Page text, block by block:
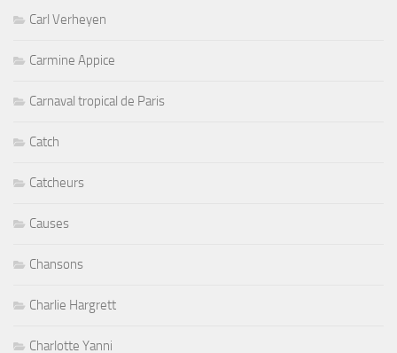
Carl Verheyen
Carmine Appice
Carnaval tropical de Paris
Catch
Catcheurs
Causes
Chansons
Charlie Hargrett
Charlotte Yanni